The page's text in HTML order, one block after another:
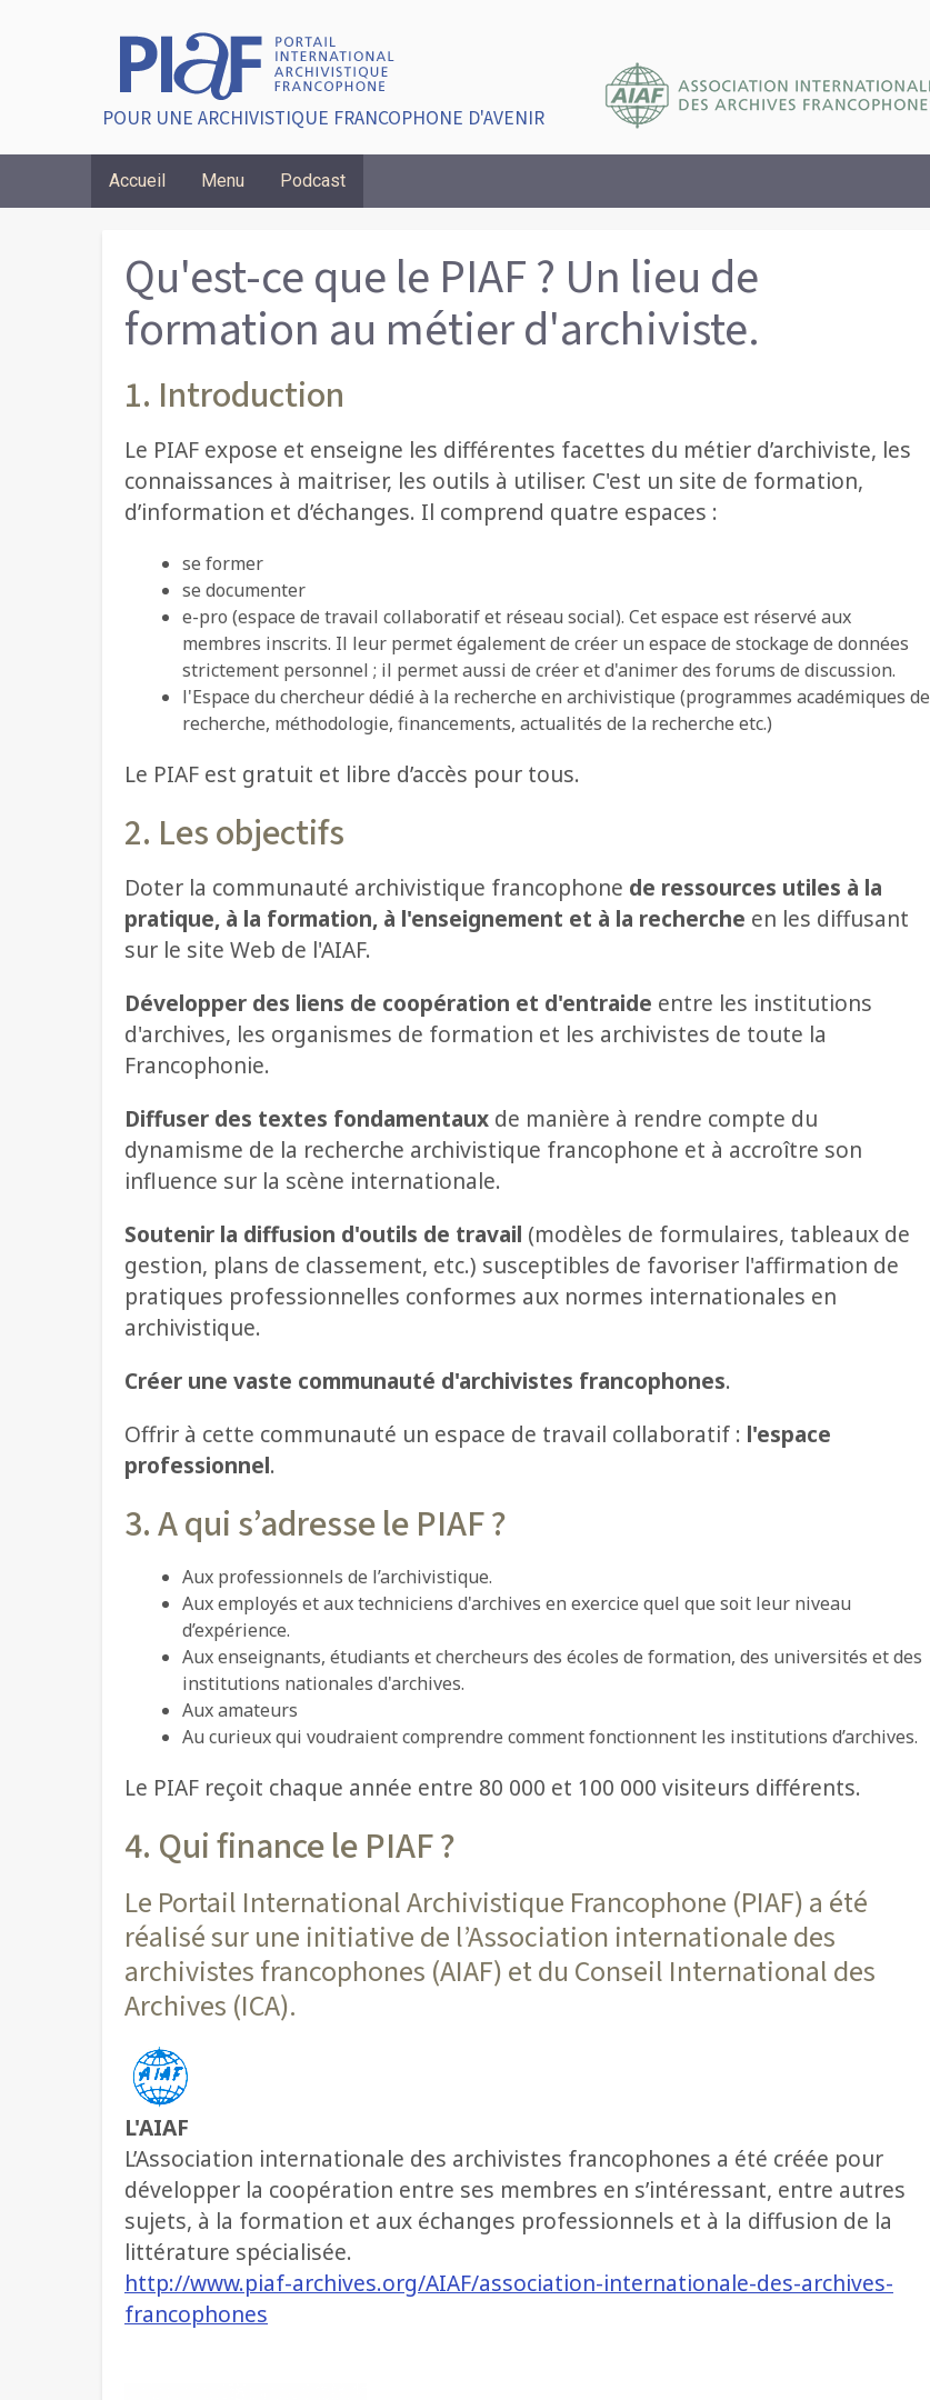
POUR UNE ARCHIVISTIQUE FRANCOPHONE D'AVENIR
Accueil Menu Podcast
Qu'est-ce que le PIAF ? Un lieu de
formation au métier d'archiviste.
1. Introduction
Le PIAF expose et enseigne les différentes facettes du métier d’archiviste, les
connaissances à maitriser, les outils à utiliser. C'est un site de formation,
d’information et d’échanges. Il comprend quatre espaces :
se former
se documenter
e-pro (espace de travail collaboratif et réseau social). Cet espace est réservé aux
membres inscrits. Il leur permet également de créer un espace de stockage de données
strictement personnel ; il permet aussi de créer et d'animer des forums de discussion.
l'Espace du chercheur dédié à la recherche en archivistique (programmes académiques de
recherche, méthodologie, financements, actualités de la recherche etc.)
Le PIAF est gratuit et libre d’accès pour tous.
2. Les objectifs
Doter la communauté archivistique francophone de ressources utiles à la
pratique, à la formation, à l'enseignement et à la recherche en les diffusant
sur le site Web de l'AIAF.
Développer des liens de coopération et d'entraide entre les institutions
d'archives, les organismes de formation et les archivistes de toute la
Francophonie.
Diffuser des textes fondamentaux de manière à rendre compte du
dynamisme de la recherche archivistique francophone et à accroître son
influence sur la scène internationale.
Soutenir la diffusion d'outils de travail (modèles de formulaires, tableaux de
gestion, plans de classement, etc.) susceptibles de favoriser l'affirmation de
pratiques professionnelles conformes aux normes internationales en
archivistique.
Créer une vaste communauté d'archivistes francophones.
Offrir à cette communauté un espace de travail collaboratif : l'espace
professionnel.
3. A qui s’adresse le PIAF ?
Aux professionnels de l’archivistique.
Aux employés et aux techniciens d'archives en exercice quel que soit leur niveau
d’expérience.
Aux enseignants, étudiants et chercheurs des écoles de formation, des universités et des
institutions nationales d'archives.
Aux amateurs
Au curieux qui voudraient comprendre comment fonctionnent les institutions d’archives.
Le PIAF reçoit chaque année entre 80 000 et 100 000 visiteurs différents.
4. Qui finance le PIAF ?
Le Portail International Archivistique Francophone (PIAF) a été
réalisé sur une initiative de l’Association internationale des
archivistes francophones (AIAF) et du Conseil International des
Archives (ICA).
L'AIAF
L’Association internationale des archivistes francophones a été créée pour
développer la coopération entre ses membres en s’intéressant, entre autres
sujets, à la formation et aux échanges professionnels et à la diffusion de la
littérature spécialisée.
http://www.piaf-archives.org/AIAF/association-internationale-des-archives-
francophones